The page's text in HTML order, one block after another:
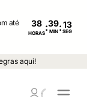
até
38
HORAS: MIN : SEG
aqui!